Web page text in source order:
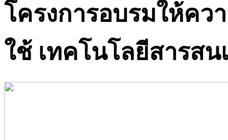
โครงการอบรมให้คว
ใช้ เทคโนโลยีสารสน